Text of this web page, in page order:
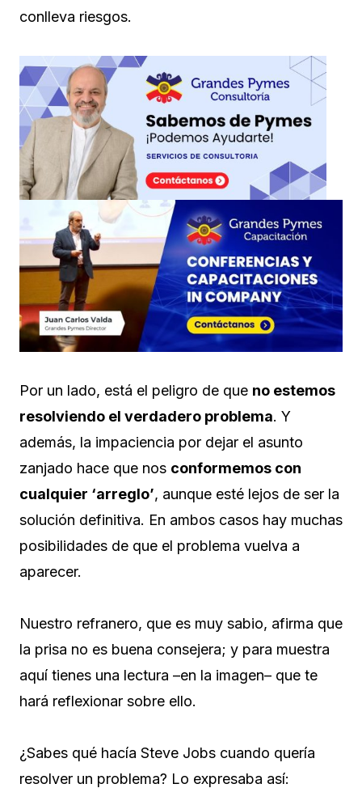
conlleva riesgos.
Por un lado, está el peligro de que no estemos
resolviendo el verdadero problema. Y
además, la impaciencia por dejar el asunto
zanjado hace que nos conformemos con
cualquier ‘arreglo’, aunque esté lejos de ser la
solución definitiva. En ambos casos hay muchas
posibilidades de que el problema vuelva a
aparecer.
Nuestro refranero, que es muy sabio, afirma que
la prisa no es buena consejera; y para muestra
aquí tienes una lectura –en la imagen– que te
hará reflexionar sobre ello.
¿Sabes qué hacía Steve Jobs cuando quería
resolver un problema? Lo expresaba así: